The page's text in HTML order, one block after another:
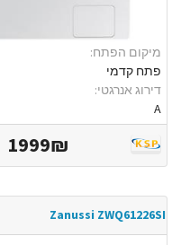
מיקום הפתח:
פתח קדמי
דירוג אנרגטי:
A
1999₪
Zanussi ZWQ61226SI